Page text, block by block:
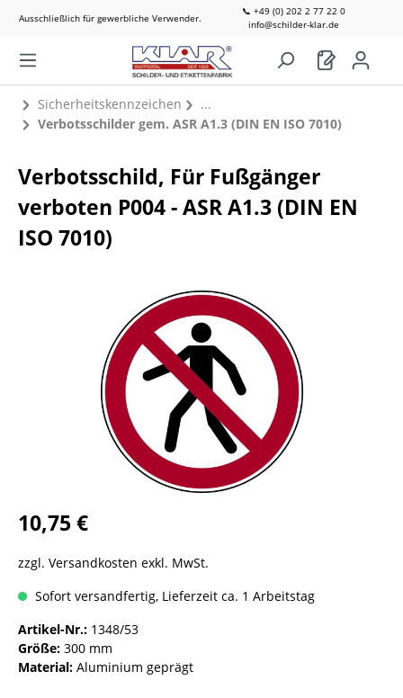
Ausschließlich für gewerbliche Verwender.
📞 +49 (0) 202 2 77 22 0
info@schilder-klar.de
Sicherheitskennzeichen
Verbotsschilder gem. ASR A1.3 (DIN EN ISO 7010)
Verbotsschild, Für Fußgänger
verboten P004 - ASR A1.3 (DIN EN
ISO 7010)
10,75 €
zzgl. Versandkosten exkl. MwSt.
Sofort versandfertig, Lieferzeit ca. 1 Arbeitstag
Artikel-Nr.: 1348/53
Größe: 300 mm
Material: Aluminium geprägt